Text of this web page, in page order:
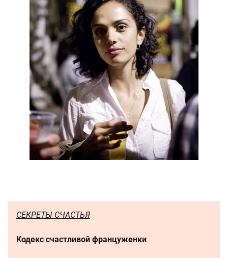
СЕКРЕТЫ СЧАСТЬЯ
Кодекс счастливой француженки